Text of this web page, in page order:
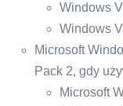
Windows
Windows
Microsoft
Pack 2, gdy
Microsoft